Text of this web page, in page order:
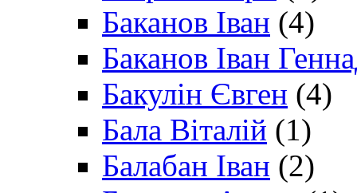
Баканов Іван (4)
Баканов Іван
Бакулін Євген (4)
Бала Віталій (1)
Балабан Іван (2)